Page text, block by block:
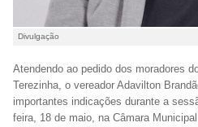
Divulgação
Atendendo ao pedido dos moradores
Terezinha, o vereador Adavilton
importantes indicações durante a
feira, 18 de maio, na Câmara